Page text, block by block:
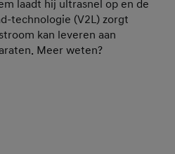
laadt hij ultrasnel op en de
technologie (V2L) zorgt
kan leveren aan
Meer weten?